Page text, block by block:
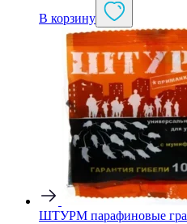
В корзину
ШТУРМ парафиновые